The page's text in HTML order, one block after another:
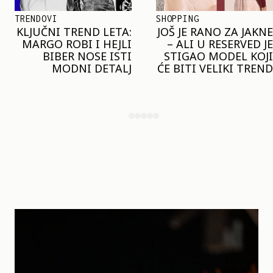
SHOPPING
JOŠ JE RANO ZA JAKNE
– ALI U RESERVED JE
STIGAO MODEL KOJI
ĆE BITI VELIKI TREND
TRENDOVI
NAJVEĆI MIKRO-
TREND SEZONE VAS
POZIVA DA SPOJITE
NESPOJIVO